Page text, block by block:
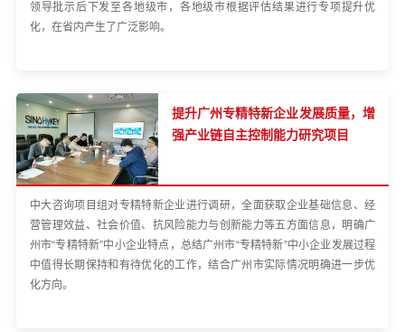
领导批示后下发至各地级市，各地级市根据评估结果进行专项提升优
化，在省内产生了广泛影响。
提升广州专精特新企业发展质量，增
强产业链自主控制能力研究项目
中大咨询项目组对专精特新企业进行调研，全面获取企业基础信息、经
营管理效益、社会价值、抗风险能力与创新能力等五方面信息，明确广
州市“专精特新”中小企业特点，总结广州市“专精特新”中小企业发展过程
中值得长期保持和有待优化的工作，结合广州市实际情况明确进一步优
化方向。